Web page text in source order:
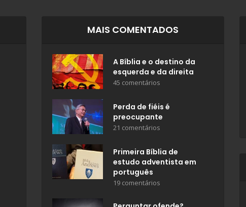
MAIS COMENTADOS
A Bíblia e o destino da
esquerda e da direita
45 comentários
Perda de fiéis é
preocupante
21 comentários
Primeira Bíblia de
estudo adventista em
português
19 comentários